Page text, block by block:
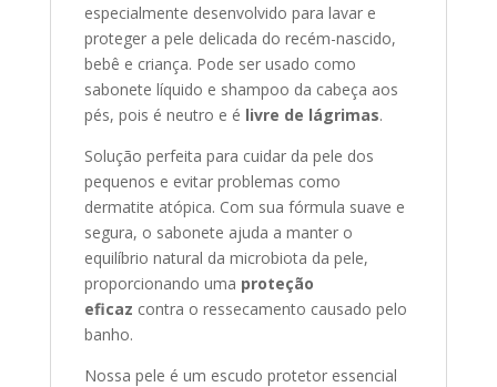
especialmente desenvolvido para lavar e
proteger a pele delicada do recém-nascido,
bebê e criança. Pode ser usado como
sabonete líquido e shampoo da cabeça aos
pés, pois é neutro e é livre de lágrimas.
Solução perfeita para cuidar da pele dos
pequenos e evitar problemas como
dermatite atópica. Com sua fórmula suave e
segura, o sabonete ajuda a manter o
equilíbrio natural da microbiota da pele,
proporcionando uma proteção
eficaz contra o ressecamento causado pelo
banho.
Nossa pele é um escudo protetor essencial